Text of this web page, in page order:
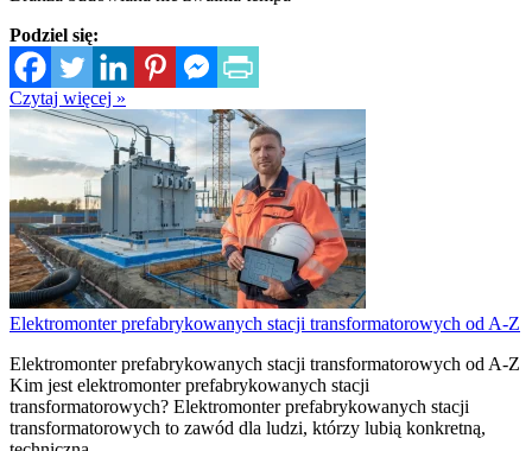
Podziel się:
Czytaj więcej »
Elektromonter prefabrykowanych stacji transformatorowych od A-Z
Elektromonter prefabrykowanych stacji transformatorowych od A-Z
Kim jest elektromonter prefabrykowanych stacji
transformatorowych? Elektromonter prefabrykowanych stacji
transformatorowych to zawód dla ludzi, którzy lubią konkretną,